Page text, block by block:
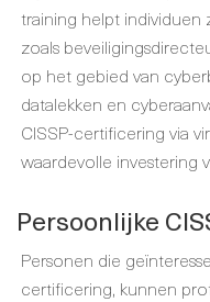
training helpt
zoals
op het gebied van
datalekken en
CISSP-certificering via
waardevolle investering
Persoonlijke
Personen die
certificering, kunnen